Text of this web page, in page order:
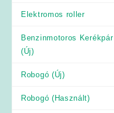
Elektromos roller
Benzinmotoros Kerékpár
(Új)
Robogó (Új)
Robogó (Használt)